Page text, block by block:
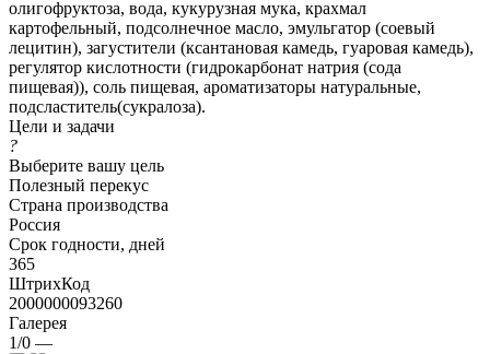
олигофруктоза, вода, кукурузная мука, крахмал
картофельный, подсолнечное масло, эмульгатор (соевый
лецитин), загустители (ксантановая камедь, гуаровая камедь),
регулятор кислотности (гидрокарбонат натрия (сода
пищевая)), соль пищевая, ароматизаторы натуральные,
подсластитель(сукралоза).
Цели и задачи
?
Выберите вашу цель
Полезный перекус
Страна производства
Россия
Срок годности, дней
365
ШтрихКод
2000000093260
Галерея
1/0 —